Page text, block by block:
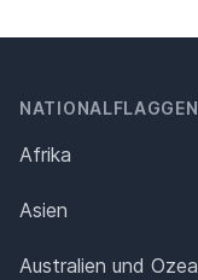
NATIONALFLAGGEN
Afrika
Asien
Australien und